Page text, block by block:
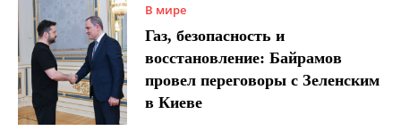
В мире
Газ, безопасность и
восстановление: Байрамов
провел переговоры с Зеленским
в Киеве